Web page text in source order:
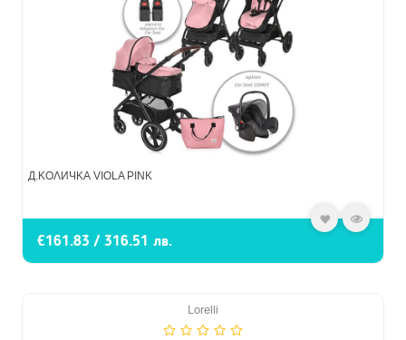
Д.КОЛИЧКА VIOLA PINK
€161.83 / 316.51 лв.
Lorelli